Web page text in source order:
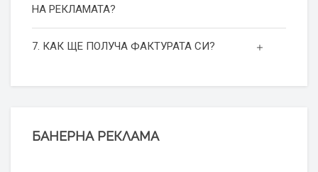
НА РЕКЛАМАТА?
7. КАК ЩЕ ПОЛУЧА ФАКТУРАТА СИ?
БАНЕРНА РЕКЛАМА